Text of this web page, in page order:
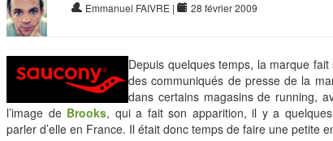
Emmanuel FAIVRE | 28 février 2009
Depuis quelques temps, la marque
des communiqués de presse de la
dans certains magasins de running,
l’image de Brooks, qui a fait son apparition, il y a
parler d’elle en France. Il était donc temps de faire une petite